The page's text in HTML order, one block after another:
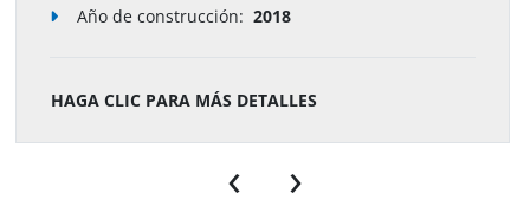
Año de construcción: 2018
HAGA CLIC PARA MÁS DETALLES
‹ ›